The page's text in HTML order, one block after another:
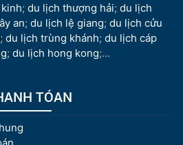
; du lịch thượng hải; du lịch
an; du lịch lệ giang; du lịch cửu
; du lịch trùng khánh; du lịch cáp
; du lịch hong kong;...
TÓAN